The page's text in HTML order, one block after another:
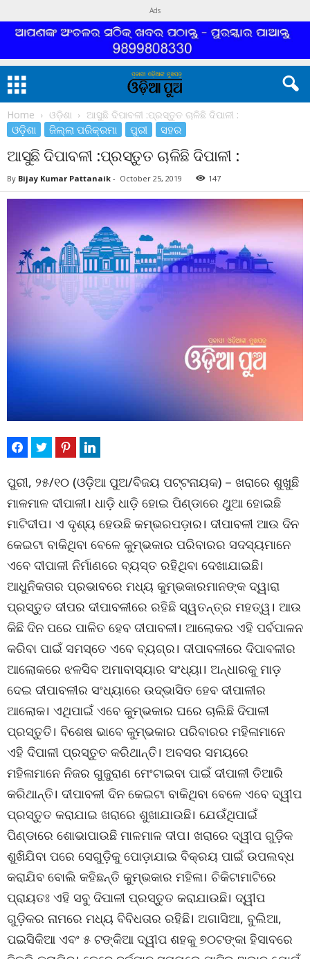
Ads
Home ଓଡ଼ିଶା ଆସୁଛି ଦିପାବଳୀ :ପ୍ରସ୍ତୁତ ଚାଳିଛି ଦିପାଳୀ :
ଓଡ଼ିଶା ଜିଲ୍ଲା ପରିକ୍ରମା ପୁରୀ ସହର
ଆସୁଛି ଦିପାବଳୀ :ପ୍ରସ୍ତୁତ ଚାଳିଛି ଦିପାଳୀ :
By Bijay Kumar Pattanaik - October 25, 2019 147
ପୁରୀ, ୨୫/୧୦ (ଓଡ଼ିଆ ପୁଅ/ବିଜୟ ପଟ୍ଟନାୟକ) – ଖରାରେ ଶୁଖୁଛି
ମାଳମାଳ ଦୀପାଳୀ। ଧାଡ଼ି ଧାଡ଼ି ହୋଇ ପିଣ୍ଡାରେ ଥୁଆ ହୋଇଛି
ମାଟିଦୀପ। ଏ ଦୃଶ୍ୟ ହେଉଛି କମ୍ଭରପଡ଼ାର। ଦୀପାବଳୀ ଆଉ ଦିନ
କେଇଟା ବାକିଥିବା ବେଳେ କୁମ୍ଭକାର ପରିବାରର ସଦସ୍ୟମାନେ
ଏବେ ଦୀପାଳୀ ନିର୍ମାଣରେ ବ୍ୟସ୍ତ ରହିଥିବା ଦେଖାଯାଇଛି।
ଆଧୁନିକତାର ପ୍ରଭାବରେ ମଧ୍ୟ କୁମ୍ଭକାରମାନଙ୍କ ଦ୍ୱାରା
ପ୍ରସ୍ତୁତ ଦୀପର ଦୀପାବଳୀରେ ରହିଛି ସ୍ୱତନ୍ତ୍ର ମହତ୍ୱ। ଆଉ
କିଛି ଦିନ ପରେ ପାଳିତ ହେବ ଦୀପାବଳୀ। ଆଲୋକର ଏହି ପର୍ବପାଳନ
କରିବା ପାଇଁ ସମସ୍ତେ ଏବେ ବ୍ୟଗ୍ର। ଦୀପାବଳୀରେ ଦିପାବଳୀର
ଆଲୋକରେ ଝଳସିବ ଅମାବାସ୍ୟାର ସଂଧ୍ୟା। ଅନ୍ଧାରକୁ ମାଡ଼
ଦେଇ ଦୀପାବଳୀର ସଂଧ୍ୟାରେ ଉଦ୍ଭାସିତ ହେବ ଦୀପାଳୀର
ଆଲୋକ। ଏଥିପାଇଁ ଏବେ କୁମ୍ଭକାର ଘରେ ଚାଲିଛି ଦିପାଳୀ
ପ୍ରସ୍ତୁତି। ବିଶେଷ ଭାବେ କୁମ୍ଭକାର ପରିବାରର ମହିଳାମାନେ
ଏହି ଦିପାଳୀ ପ୍ରସ୍ତୁତ କରିଥାନ୍ତି। ଅବସର ସମୟରେ
ମହିଳାମାନେ ନିଜର ଗୁଜୁରାଣ ମେଂଟାଇବା ପାଇଁ ଦୀପାଳୀ ତିଆରି
କରିଥାନ୍ତି। ଦୀପାବଳୀ ଦିନ କେଇଟା ବାକିଥିବା ବେଳେ ଏବେ ଦ୍ୱୀପ
ପ୍ରସ୍ତୁତ କରାଯାଇ ଖରାରେ ଶୁଖାଯାଉଛି। ଯେଉଁଥିପାଇଁ
ପିଣ୍ଡାରେ ଶୋଭାପାଉଛି ମାଳମାଳ ଦୀପ। ଖରାରେ ଦ୍ୱୀପ ଗୁଡ଼ିକ
ଶୁଖିଯିବା ପରେ ସେଗୁଡ଼ିକୁ ପୋଡ଼ାଯାଇ ବିକ୍ରୟ ପାଇଁ ଉପଲବ୍ଧ
କରାଯିବ ବୋଲି କହିଛନ୍ତି କୁମ୍ଭକାର ମହିଳା। ଚିକିଟାମାଟିରେ
ପ୍ରାୟତଃ ଏହି ସବୁ ଦିପାଳୀ ପ୍ରସ୍ତୁତ କରାଯାଉଛି। ଦ୍ୱୀପ
ଗୁଡ଼ିକର ନାମରେ ମଧ୍ୟ ବିବିଧତାର ରହିଛି। ଅଗାସିଆ, ବୁଲିଆ,
ପଇସିକିଆ ଏବଂ ୫ ଟଙ୍କିଆ ଦ୍ୱୀପ ଶହକୁ ୭୦ଟଙ୍କା ହିସାବରେ